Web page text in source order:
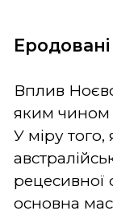
Вплив
яким чином
У міру
рецесивної
основна